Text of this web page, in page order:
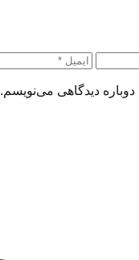
دیدگاهی می‌نویسم.